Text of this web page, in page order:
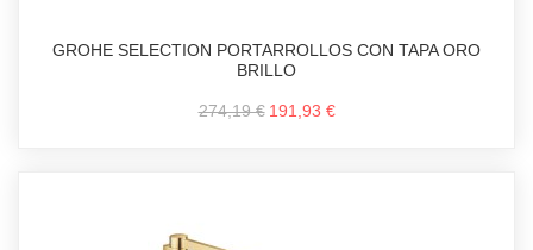
GROHE SELECTION PORTARROLLOS CON TAPA ORO
BRILLO
274,19 € 191,93 €